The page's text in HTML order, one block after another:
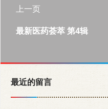
上一页
最新医药荟萃 第4辑
最近的留言